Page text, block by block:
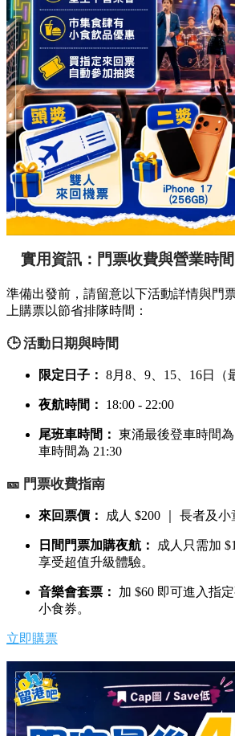
實用資訊：門票收費與營業時間
準備出發前，請留意以下活動詳情與門
上購票以節省排隊時間：
🕒 活動日期與時間
限定日子： 8月8、9、15、16日（
夜航時間： 18:00 - 22:00
尾班車時間： 東涌最後登車時間
車時間為 21:30
🎫 門票收費指南
來回票價： 成人 $200 ｜ 長者及小
日間門票加購夜航：
成人只需加
享受超值升級體驗。
音樂會套票：
加 $60 即可進入指
小食券。
立即購票